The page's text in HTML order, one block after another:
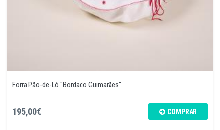
Forra Pão-de-Ló "Bordado Guimarães"
195,00€ COMPRAR